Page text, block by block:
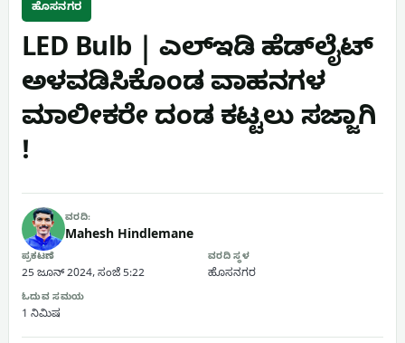
ಹೊಸನಗರ
LED Bulb | ಎಲ್‌ಇಡಿ ಹೆಡ್‌ಲೈಟ್
ಅಳವಡಿಸಿಕೊಂಡ ವಾಹನಗಳ
ಮಾಲೀಕರೇ ದಂಡ ಕಟ್ಟಲು ಸಜ್ಜಾಗಿ
!
ವರದಿ:
Mahesh Hindlemane
ಪ್ರಕಟಣೆ
25 ಜೂನ್ 2024, ಸಂಜೆ 5:22
ವರದಿ ಸ್ಥಳ
ಹೊಸನಗರ
ಓದುವ ಸಮಯ
1 ನಿಮಿಷ